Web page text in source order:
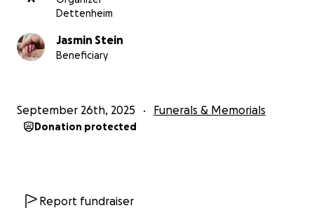
Henris Patentante
Dettenheim
Jasmin Stein
Beneficiary
September 26th, 2025 Funerals & Memorials
Donation protected
Report fundraiser